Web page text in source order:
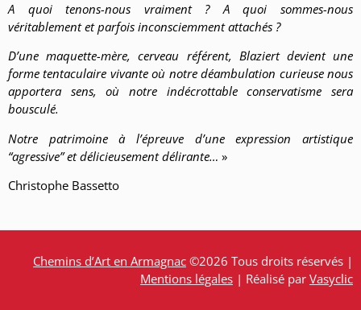
A quoi tenons-nous vraiment ? A quoi sommes-nous
véritablement et parfois inconsciemment attachés ?
D’une maquette-mère, cerveau référent, Blaziert devient une
forme tentaculaire vivante où notre déambulation curieuse nous
apportera sens, où notre indécrottable conservatisme sera
bousculé.
Notre patrimoine à l’épreuve d’une expression artistique
“agressive” et délicieusement délirante… »
Christophe Bassetto
Chemins d’Art en Armagnac ©2026 Tous droits réservés |
Mentions légales | Réalisé par Vasyclic